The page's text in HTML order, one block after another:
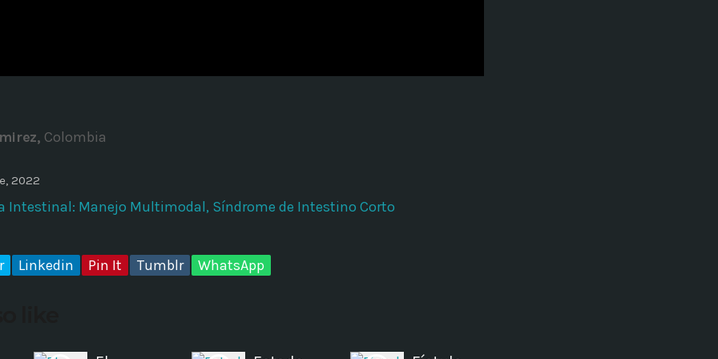
Time
Colombia
2022
Intestinal: Manejo Multimodal, Síndrome de Intestino Corto
Linkedin Pin It Tumblr WhatsApp